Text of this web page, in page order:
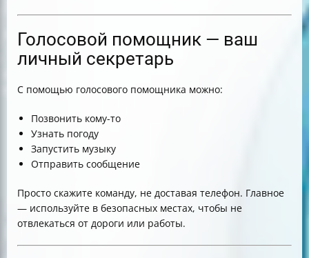
Голосовой помощник — ваш
личный секретарь
С помощью голосового помощника можно:
Позвонить кому-то
Узнать погоду
Запустить музыку
Отправить сообщение
Просто скажите команду, не доставая телефон. Главное
— используйте в безопасных местах, чтобы не
отвлекаться от дороги или работы.